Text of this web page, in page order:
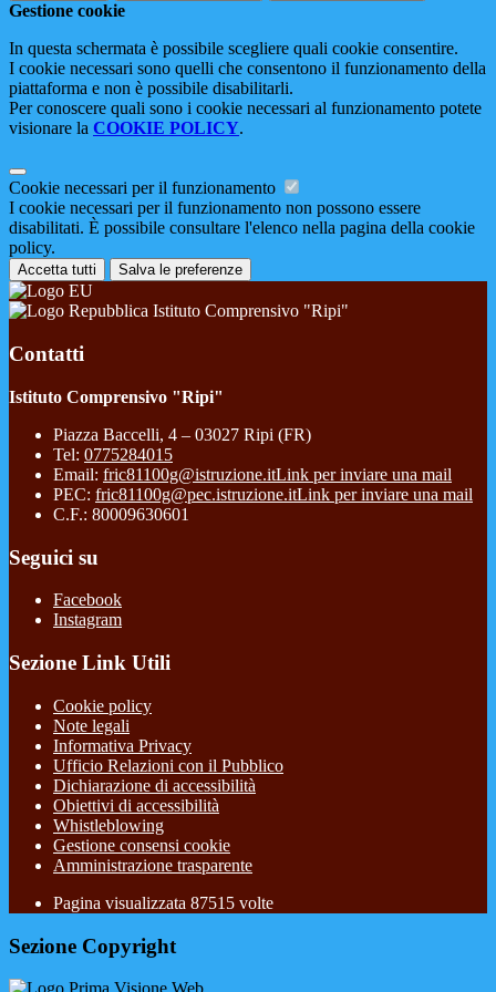
Gestione cookie
In questa schermata è possibile scegliere quali cookie consentire.
I cookie necessari sono quelli che consentono il funzionamento della
piattaforma e non è possibile disabilitarli.
Per conoscere quali sono i cookie necessari al funzionamento potete
visionare la COOKIE POLICY.
Cookie necessari per il funzionamento
I cookie necessari per il funzionamento non possono essere
disabilitati. È possibile consultare l'elenco nella pagina della cookie
policy.
Accetta tutti Salva le preferenze
Istituto Comprensivo "Ripi"
Contatti
Istituto Comprensivo "Ripi"
Piazza Baccelli, 4 – 03027 Ripi (FR)
Tel: 0775284015
Email: fric81100g@istruzione.itLink per inviare una mail
PEC: fric81100g@pec.istruzione.itLink per inviare una mail
C.F.: 80009630601
Seguici su
Facebook
Instagram
Sezione Link Utili
Cookie policy
Note legali
Informativa Privacy
Ufficio Relazioni con il Pubblico
Dichiarazione di accessibilità
Obiettivi di accessibilità
Whistleblowing
Gestione consensi cookie
Amministrazione trasparente
Pagina visualizzata 87515 volte
Sezione Copyright